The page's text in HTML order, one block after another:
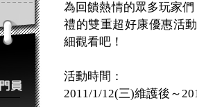
為回饋熱情的眾多玩家
禮的雙重超好康優惠活
細觀看吧！
活動時間：
2011/1/12(三)維護後～